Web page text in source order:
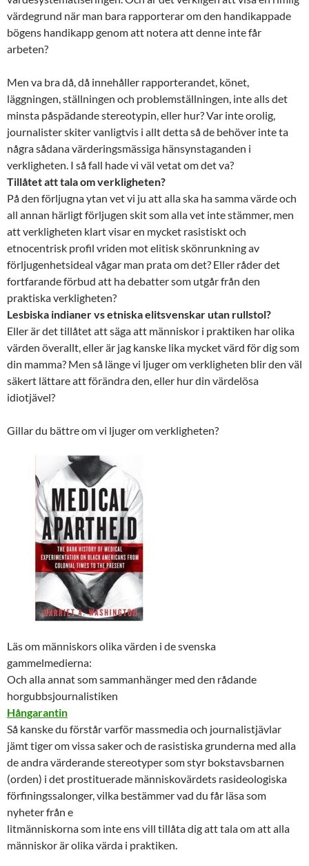
värdegrund när man bara rapporterar om den handikappade
bögens handikapp genom att notera att denne inte får
arbeten?
Men va bra då, då innehåller rapporterandet, könet,
läggningen, ställningen och problemställningen, inte alls det
minsta påspädande stereotypin, eller hur? Var inte orolig,
journalister skiter vanligtvis i allt detta så de behöver inte ta
några sådana värderingsmässiga hänsynstaganden i
verkligheten. I så fall hade vi väl vetat om det va?
Tillåtet att tala om verkligheten?
På den förljugna ytan vet vi ju att alla ska ha samma värde och
all annan härligt förljugen skit som alla vet inte stämmer, men
att verkligheten klart visar en mycket rasistiskt och
etnocentrisk profil vriden mot elitisk skönrunkning av
förljugenhetsideal vågar man prata om det? Eller råder det
fortfarande förbud att ha debatter som utgår från den
praktiska verkligheten?
Lesbiska indianer vs etniska elitsvenskar utan rullstol?
Eller är det tillåtet att säga att människor i praktiken har olika
värden överallt, eller är jag kanske lika mycket värd för dig som
din mamma? Men så länge vi ljuger om verkligheten blir den väl
säkert lättare att förändra den, eller hur din värdelösa
idiotjävel?
Gillar du bättre om vi ljuger om verkligheten?
Läs om människors olika värden i de svenska
gammelmedierna:
Och alla annat som sammanhänger med den rådande
horgubbsjournalistiken
Hångarantin
Så kanske du förstår varför massmedia och journalistjävlar
jämt tiger om vissa saker och de rasistiska grunderna med alla
de andra värderande stereotyper som styr bokstavsbarnen
(orden) i det prostituerade människovärdets rasideologiska
förfiningssalonger, vilka bestämmer vad du får läsa som
nyheter från e
litmänniskorna som inte ens vill tillåta dig att tala om att alla
människor är olika värda i praktiken.